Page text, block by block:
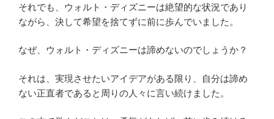
それでも、ウォルト・ディズニーは絶望的な状況であり
ながら、決して希望を捨てずに前に歩んでいました。
なぜ、ウォルト・ディズニーは諦めないのでしょうか？
それは、実現させたいアイデアがある限り、自分は諦め
ない正直者であると周りの人々に言い続けました。